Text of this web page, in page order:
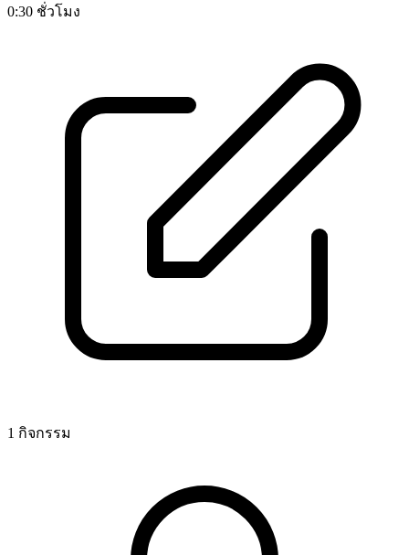
0:30 ชั่วโมง
1 กิจกรรม